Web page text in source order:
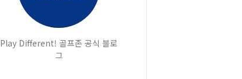
Play Different! 골프존 공식 블로
그